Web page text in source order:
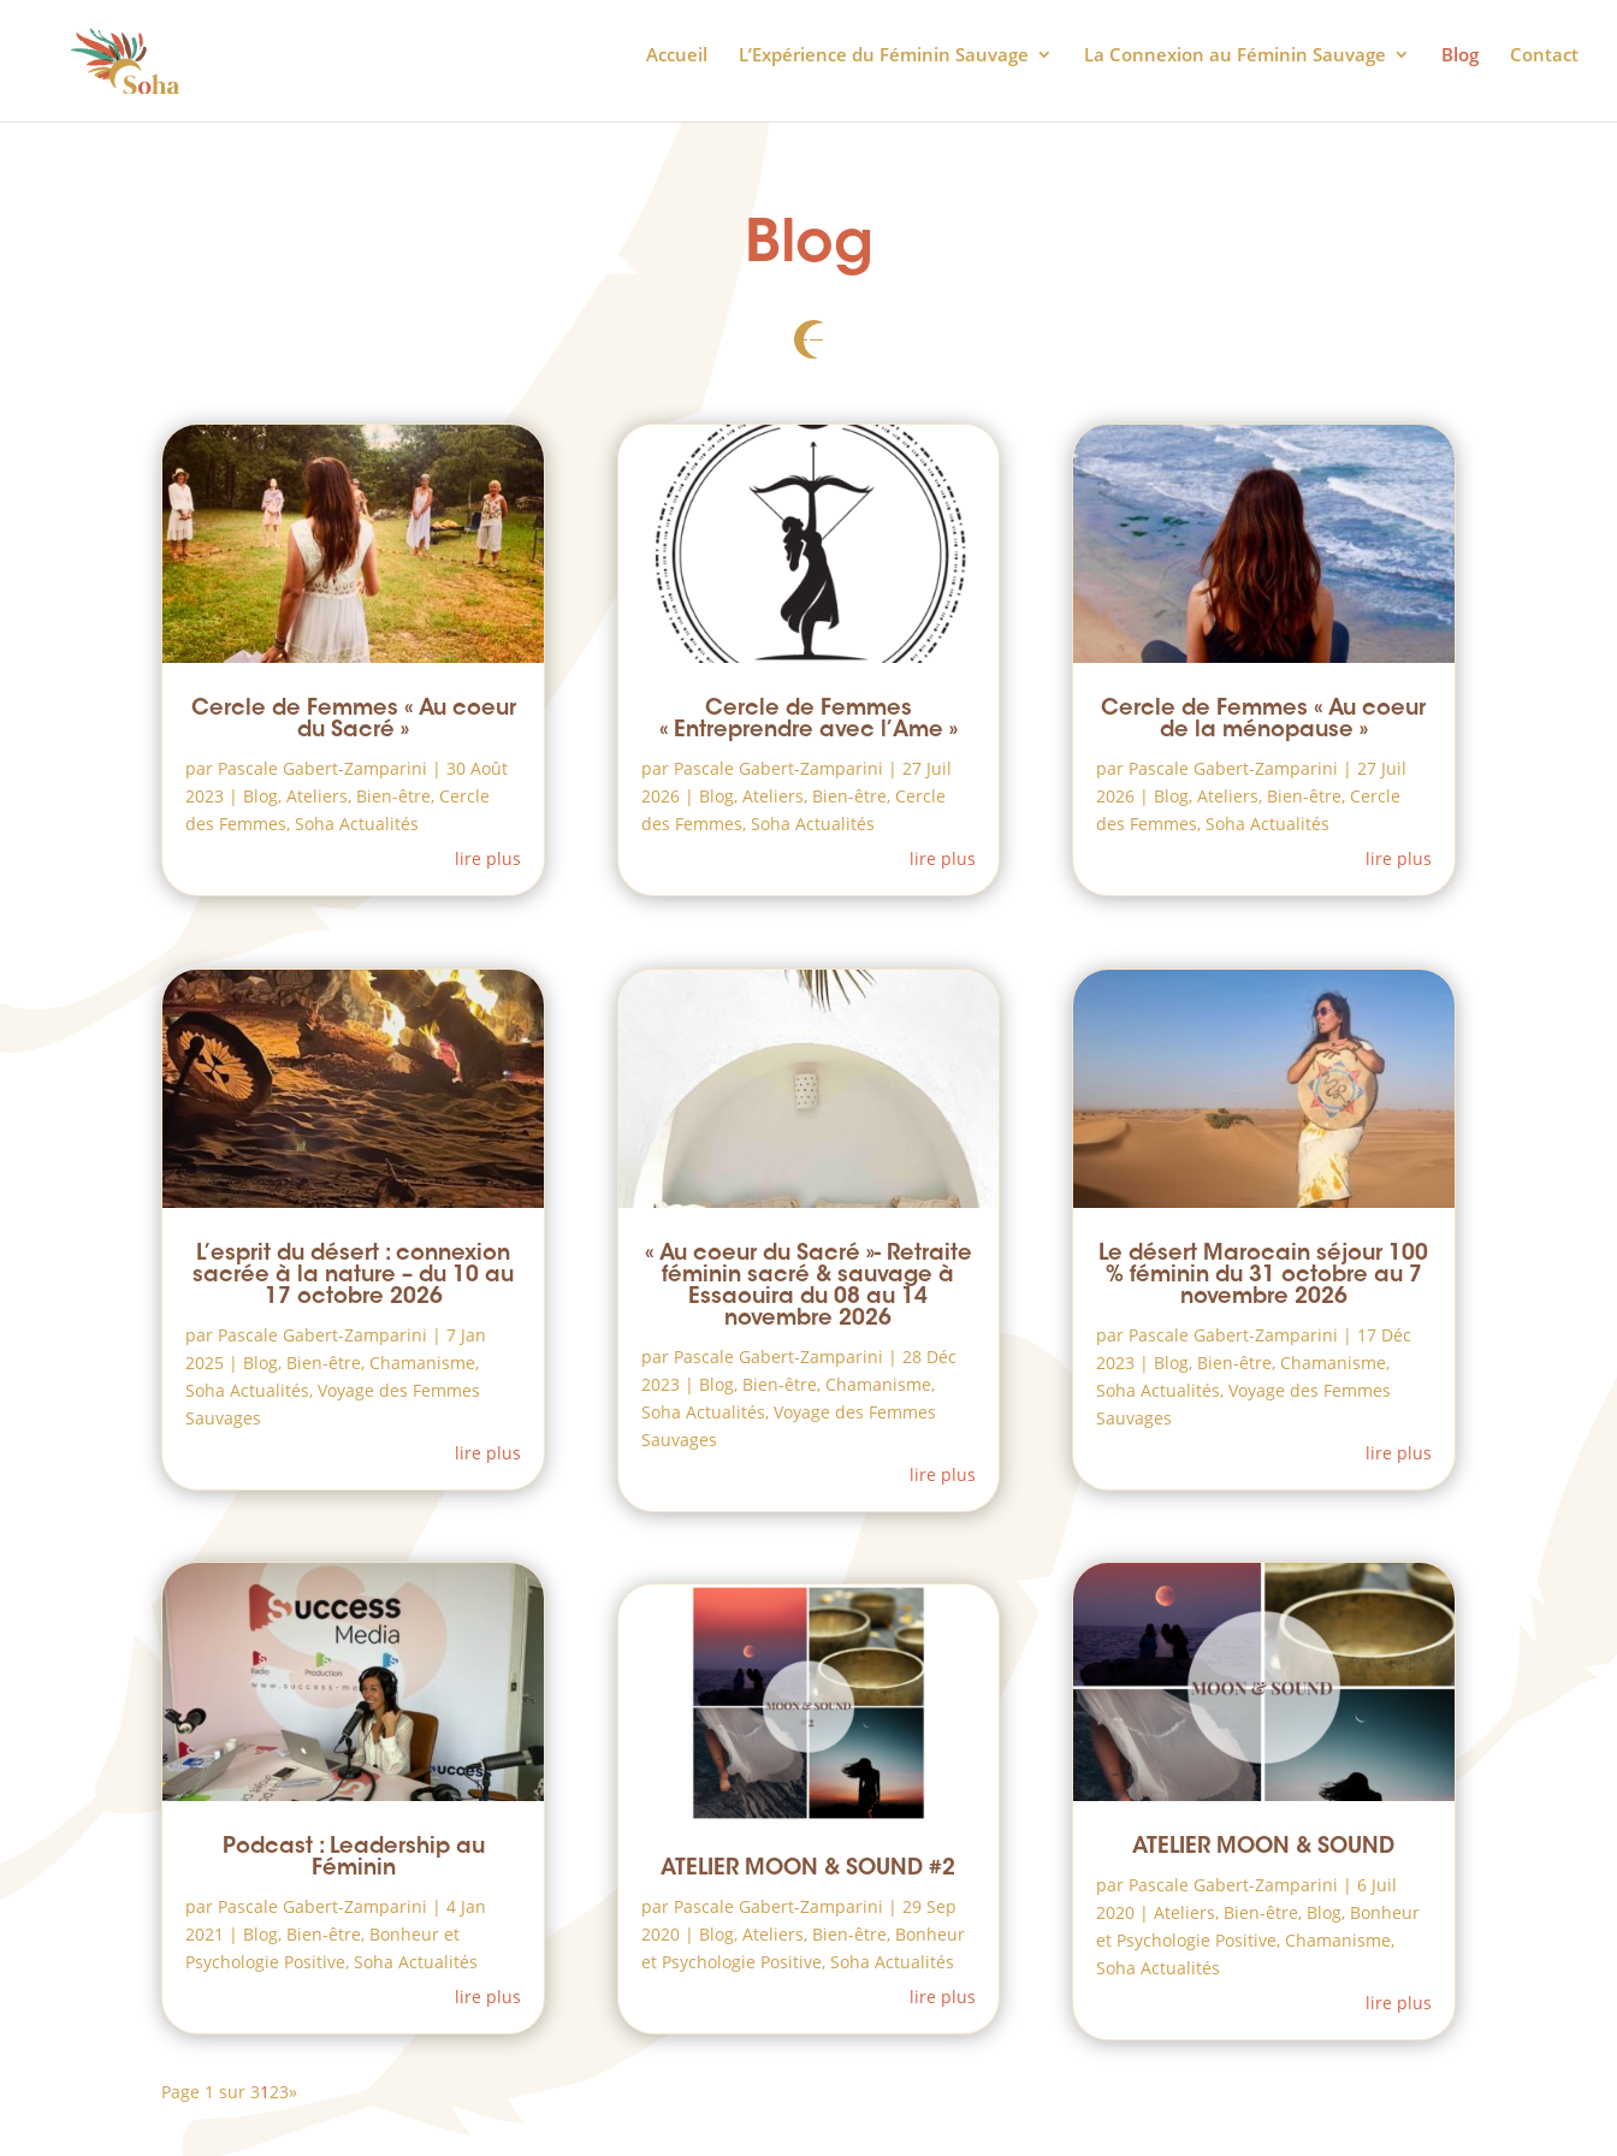
Accueil LʼExpérience du Féminin Sauvage La Connexion au Féminin Sauvage Blog Contact
Blog
Cercle de Femmes « Au coeur
du Sacré »
par Pascale Gabert-Zamparini |30 Août
2023 | Blog,Ateliers, Bien-être, Cercle
des Femmes,Soha Actualités
lire plus
L’esprit du désert : connexion
sacrée à la nature – du 10 au
17 octobre 2026
par Pascale Gabert-Zamparini |7 Jan
2025 | Blog, Bien-être, Chamanisme,
Soha Actualités,Voyage des Femmes
Sauvages
lire plus
Podcast : Leadership au
Féminin
par Pascale Gabert-Zamparini |4 Jan
2021 | Blog, Bien-être, Bonheur et
Psychologie Positive,Soha Actualités
lire plus
Cercle de Femmes
« Entreprendre avec l’Ame »
par Pascale Gabert-Zamparini | 27 Juil
2026| Blog, Ateliers, Bien-être, Cercle
des Femmes, Soha Actualités
lire plus
« Au coeur du Sacré »- Retraite
féminin sacré & sauvage à
Essaouira du 08 au 14
novembre 2026
par Pascale Gabert-Zamparini | 28 Déc
2023 | Blog, Bien-être, Chamanisme,
Soha Actualités, Voyage des Femmes
Sauvages
lire plus
ATELIER MOON & SOUND #2
par Pascale Gabert-Zamparini | 29 Sep
2020| Blog, Ateliers, Bien-être, Bonheur
et Psychologie Positive, Soha Actualités
lire plus
Cercle de Femmes « Au coeur
de la ménopause »
par Pascale Gabert-Zamparini | 27 Juil
2026| Blog, Ateliers, Bien-être, Cercle
des Femmes, Soha Actualités
lire plus
Le désert Marocain séjour 100
% féminin du 31 octobre au 7
novembre 2026
par Pascale Gabert-Zamparini | 17 Déc
2023 | Blog, Bien-être, Chamanisme,
Soha Actualités, Voyage des Femmes
Sauvages
lire plus
ATELIER MOON & SOUND
par Pascale Gabert-Zamparini | 6 Juil
2020| Ateliers, Bien-être, Blog, Bonheur
et Psychologie Positive, Chamanisme,
Soha Actualités
lire plus
Page 1 sur 31 23»